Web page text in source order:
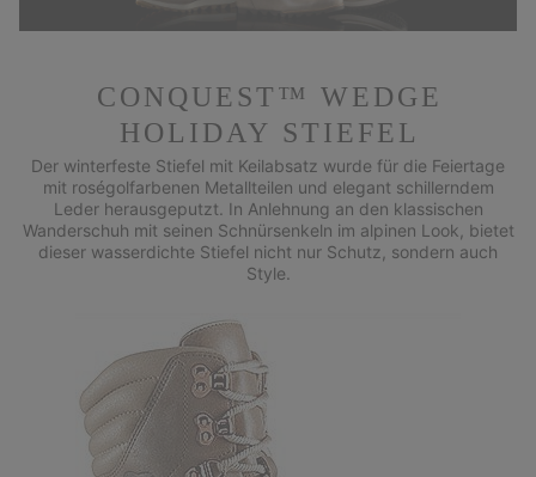
CONQUEST™ WEDGE
HOLIDAY STIEFEL
Der winterfeste Stiefel mit Keilabsatz wurde für die Feiertage
mit roségolfarbenen Metallteilen und elegant schillerndem
Leder herausgeputzt. In Anlehnung an den klassischen
Wanderschuh mit seinen Schnürsenkeln im alpinen Look, bietet
dieser wasserdichte Stiefel nicht nur Schutz, sondern auch
Style.